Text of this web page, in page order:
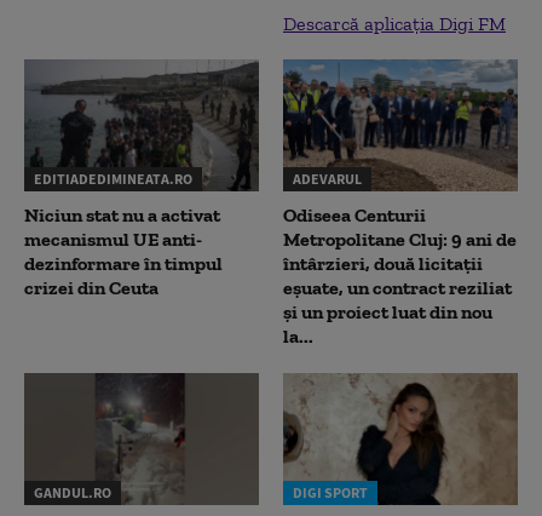
Descarcă aplicația Digi FM
EDITIADEDIMINEATA.RO
Niciun stat nu a activat
mecanismul UE anti-
dezinformare în timpul
crizei din Ceuta
ADEVARUL
Odiseea Centurii
Metropolitane Cluj: 9 ani de
întârzieri, două licitații
eșuate, un contract reziliat
și un proiect luat din nou
la...
GANDUL.RO DIGI SPORT